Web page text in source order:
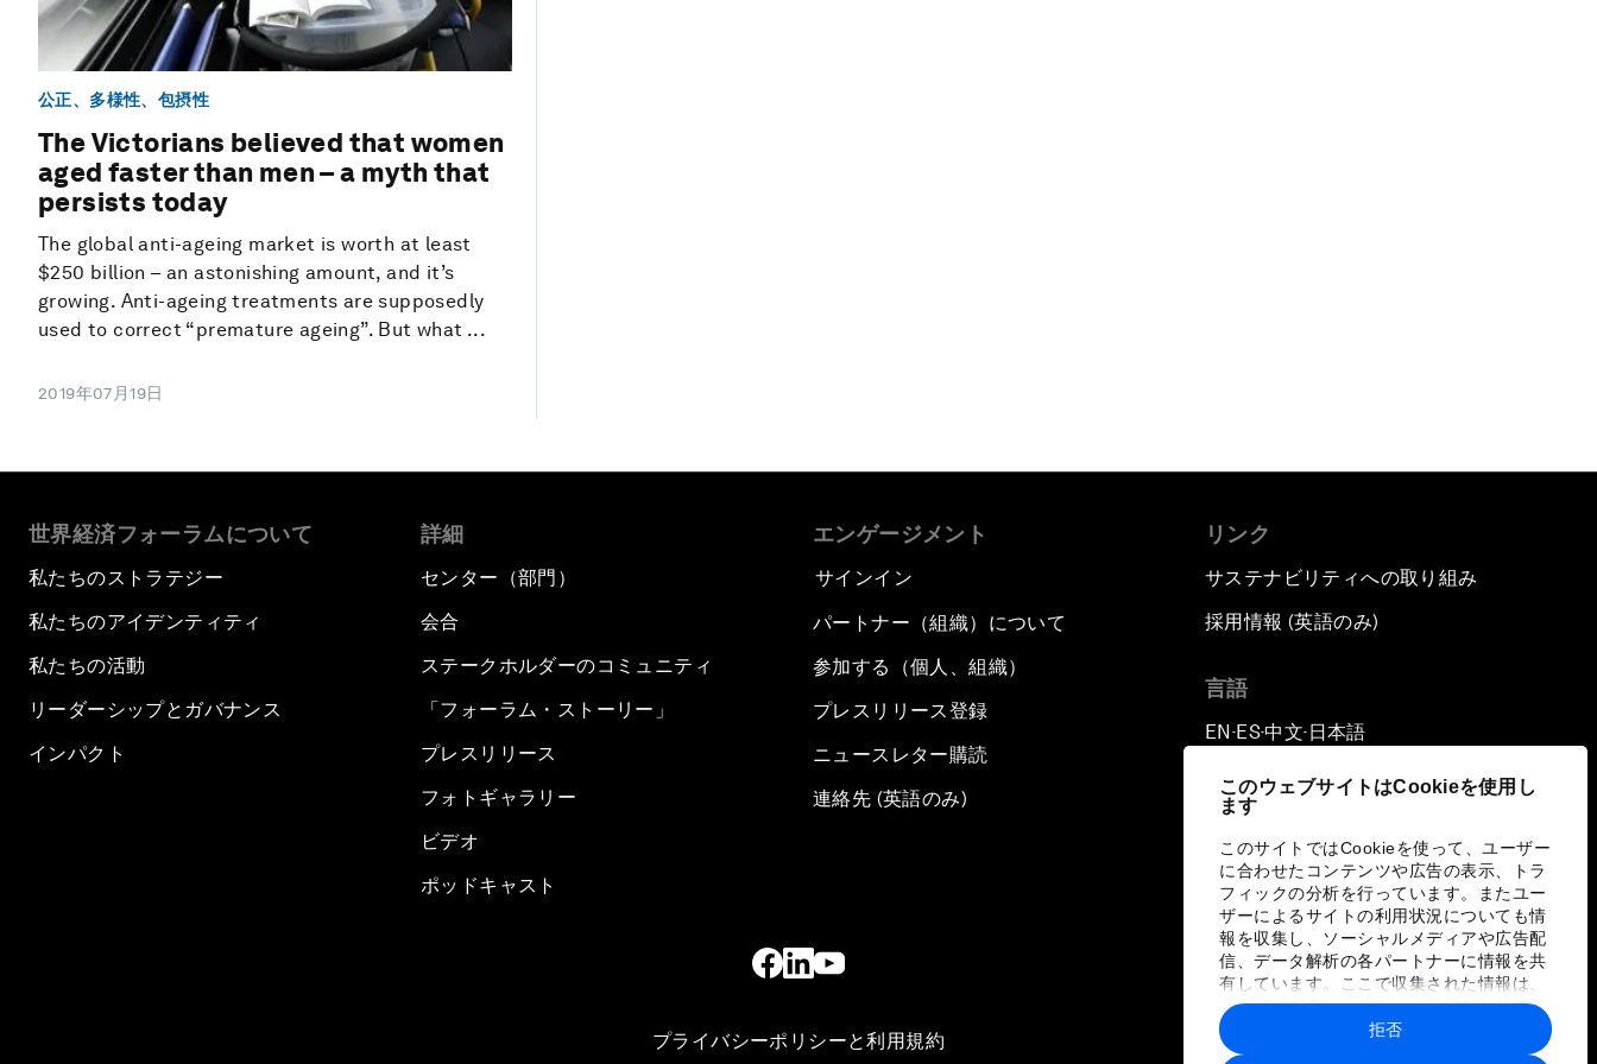
このウェブサイトはCookieを使用し
ます
このサイトではCookieを使って、ユーザー
に合わせたコンテンツや広告の表示、トラ
フィックの分析を行っています。またユー
ザーによるサイトの利用状況についても情
報を収集し、ソーシャルメディアや広告配
信、データ解析の各パートナーに情報を共
有しています。ここで収集された情報は、
ユーザーが各パートナーに提供した他の情
報や各パートナーのサービスを使用した際
に収集された情報と組み合わされ、各パー
拒否
公正、多様性、包摂性
The Victorians believed that women
aged faster than men – a myth that
persists today
The global anti-ageing market is worth at least
$250 billion – an astonishing amount, and it’s
growing. Anti-ageing treatments are supposedly
used to correct “premature ageing”. But what ...
2019年07月19日
世界経済フォーラムについて
私たちのストラテジー
私たちのアイデンティティ
私たちの活動
リーダーシップとガバナンス
インパクト
詳細
センター（部門）
会合
ステークホルダーのコミュニティ
「フォーラム・ストーリー」
プレスリリース
フォトギャラリー
ビデオ
ポッドキャスト
エンゲージメント
サインイン
パートナー（組織）について
参加する（個人、組織）
プレスリリース登録
ニュースレター購読
連絡先 (英語のみ)
リンク
サステナビリティへの取り組み
採用情報 (英語のみ)
言語
EN ▪ ES▪中文▪ 日本語
プライバシーポリシーと利用規約